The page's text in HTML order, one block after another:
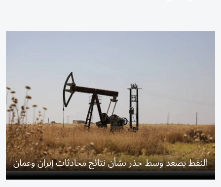
النفط يصعد وسط حذر بشأن نتائج محادثات إيران وعمان